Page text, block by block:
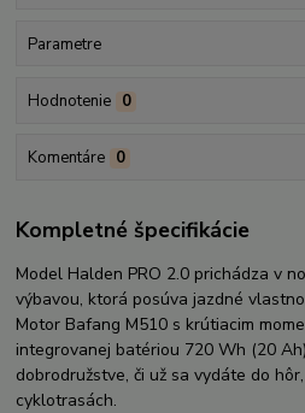
Parametre
Hodnotenie 0
Komentáre 0
Kompletné špecifikácie
Model Halden PRO 2.0 prichádza v
výbavou, ktorá posúva jazdné
Motor Bafang M510 s krútiacim
integrovanej batériou 720 Wh (20
dobrodružstve, či už sa vydáte do
cyklotrasách.